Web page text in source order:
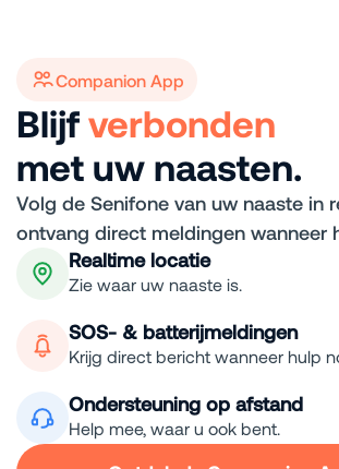
Companion App
Blijfverbonden
met uw naasten.
Volg de Senifone van uw naaste in
ontvang direct meldingen wanneer
Realtime locatie
Zie waar uw naaste is.
SOS- & batterijmeldingen
Krijg direct bericht wanneer hulp
Ondersteuning op afstand
Help mee, waar u ook bent.